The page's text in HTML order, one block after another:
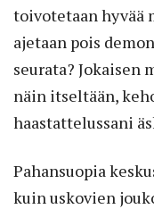
toivotetaan hyvää
ajetaan pois
seurata? Jokaisen
näin itseltään,
haastattelussani
Pahansuopia
kuin uskovien